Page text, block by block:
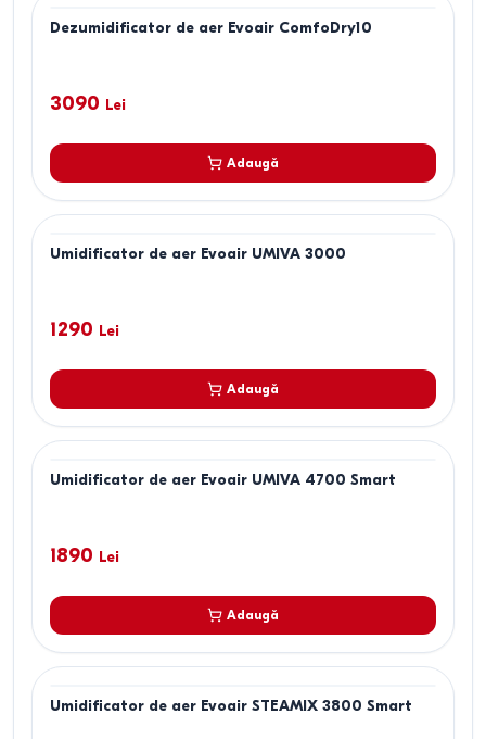
Dezumidificator de aer Evoair ComfoDry10
3090 Lei
Adaugă
Umidificator de aer Evoair UMIVA 3000
1290 Lei
Adaugă
Umidificator de aer Evoair UMIVA 4700 Smart
1890 Lei
Adaugă
Umidificator de aer Evoair STEAMIX 3800 Smart